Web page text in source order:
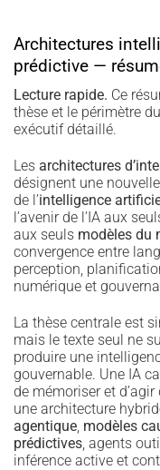
Architectures
prédictive —
Lecture rapide. Ce
thèse et le périmètre
exécutif détaillé.
Les architectures
désignent une
de l’intelligence
l’avenir de l’IA aux
aux seuls modèles du
convergence entre
perception,
numérique et
La thèse centrale est
mais le texte seul ne
produire une
gouvernable. Une IA
de mémoriser et
une architecture
agentique modèles
prédictives , agents
inférence active et